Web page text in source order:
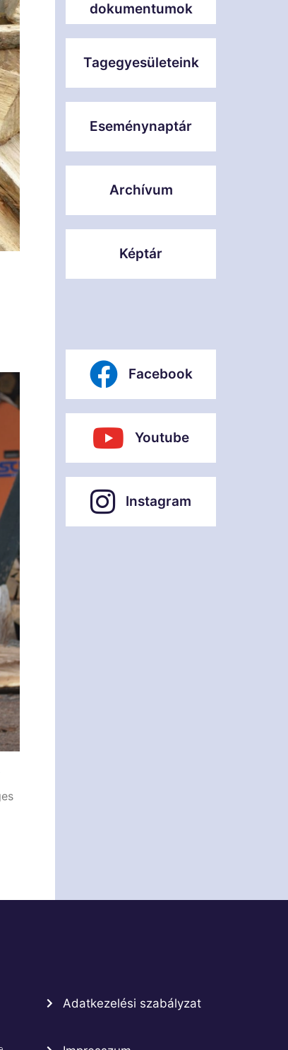
dokumentumok
Tagegyesületeink
Eseménynaptár
Archívum
Képtár
Facebook
Youtube
Instagram
Adatkezelési szabályzat